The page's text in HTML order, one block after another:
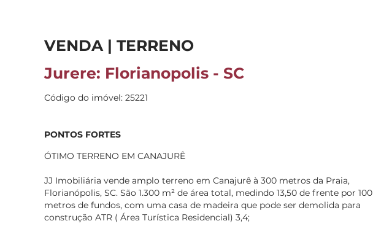
VENDA | TERRENO
Jurere: Florianopolis - SC
Código do imóvel: 25221
PONTOS FORTES
ÓTIMO TERRENO EM CANAJURÊ
JJ Imobiliária vende amplo terreno em Canajurê à 300 metros da Praia,
Florianópolis, SC. São 1.300 m² de área total, medindo 13,50 de frente por 100
metros de fundos, com uma casa de madeira que pode ser demolida para
construção ATR ( Área Turística Residencial) 3,4;